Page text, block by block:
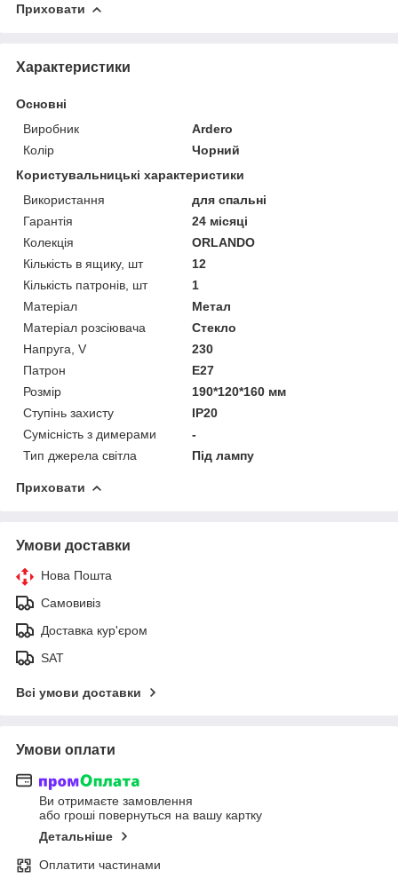
Приховати
Характеристики
Основні
Виробник
Ardero
Колір
Чорний
Користувальницькі характеристики
Використання
для спальні
Гарантія
24 місяці
Колекція
ORLANDO
Кількість в ящику, шт
12
Кількість патронів, шт
1
Матеріал
Метал
Матеріал розсіювача
Стекло
Напруга, V
230
Патрон
E27
Розмір
190*120*160 мм
Ступінь захисту
IP20
Сумісність з димерами
-
Тип джерела світла
Під лампу
Приховати
Умови доставки
Нова Пошта
Самовивіз
Доставка кур'єром
SAT
Всі умови доставки
Умови оплати
Ви отримаєте замовлення
або гроші повернуться на вашу картку
Детальніше
Оплатити частинами